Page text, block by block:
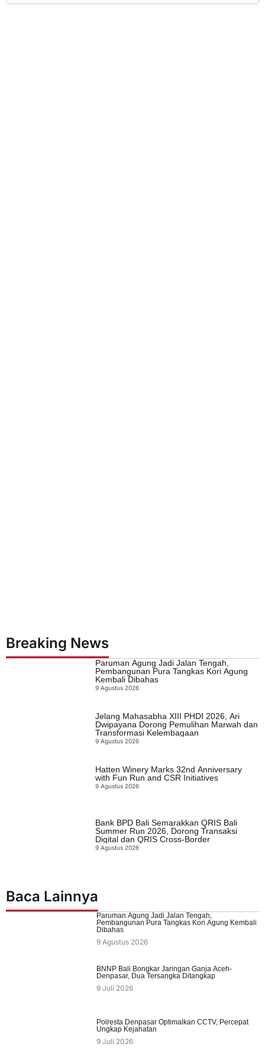
Breaking News
Paruman Agung Jadi Jalan Tengah,
Pembangunan Pura Tangkas Kori Agung
Kembali Dibahas
9 Agustus 2026
Jelang Mahasabha XIII PHDI 2026, Ari
Dwipayana Dorong Pemulihan Marwah dan
Transformasi Kelembagaan
9 Agustus 2026
Hatten Winery Marks 32nd Anniversary
with Fun Run and CSR Initiatives
9 Agustus 2026
Bank BPD Bali Semarakkan QRIS Bali
Summer Run 2026, Dorong Transaksi
Digital dan QRIS Cross-Border
9 Agustus 2026
Baca Lainnya
Paruman Agung Jadi Jalan Tengah,
Pembangunan Pura Tangkas Kori Agung Kembali
Dibahas
9 Agustus 2026
BNNP Bali Bongkar Jaringan Ganja Aceh-
Denpasar, Dua Tersangka Ditangkap
9 Juli 2026
Polresta Denpasar Optimalkan CCTV, Percepat
Ungkap Kejahatan
9 Juli 2026